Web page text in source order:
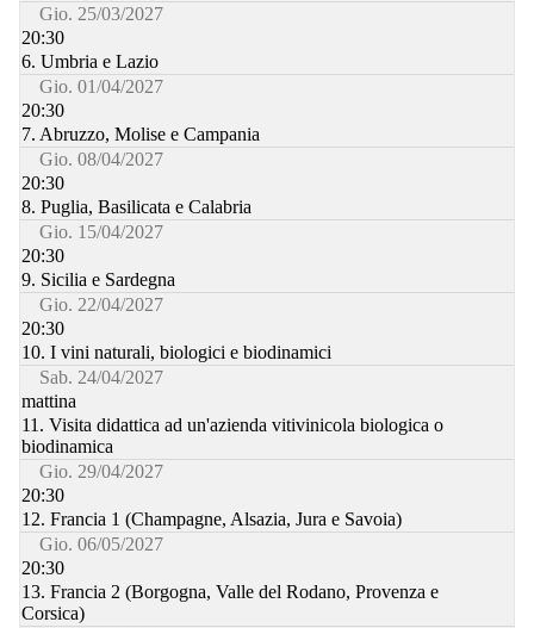
Gio. 25/03/2027
20:30
6. Umbria e Lazio
Gio. 01/04/2027
20:30
7. Abruzzo, Molise e Campania
Gio. 08/04/2027
20:30
8. Puglia, Basilicata e Calabria
Gio. 15/04/2027
20:30
9. Sicilia e Sardegna
Gio. 22/04/2027
20:30
10. I vini naturali, biologici e biodinamici
Sab. 24/04/2027
mattina
11. Visita didattica ad un'azienda vitivinicola biologica o
biodinamica
Gio. 29/04/2027
20:30
12. Francia 1 (Champagne, Alsazia, Jura e Savoia)
Gio. 06/05/2027
20:30
13. Francia 2 (Borgogna, Valle del Rodano, Provenza e
Corsica)